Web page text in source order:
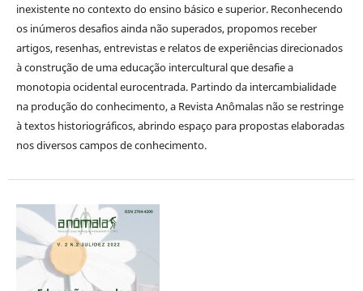
inexistente no contexto do ensino básico e superior. Reconhecendo
os inúmeros desafios ainda não superados, propomos receber
artigos, resenhas, entrevistas e relatos de experiências direcionados
à construção de uma educação intercultural que desafie a
monotopia ocidental eurocentrada. Partindo da intercambialidade
na produção do conhecimento, a Revista Anômalas não se restringe
à textos historiográficos, abrindo espaço para propostas elaboradas
nos diversos campos de conhecimento.